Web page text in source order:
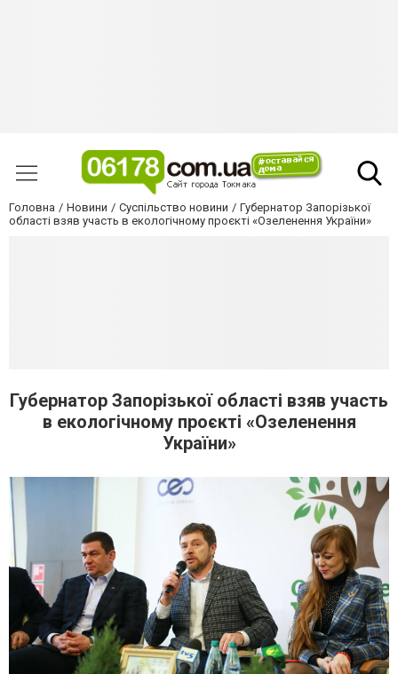
Головна Новини Суспільство новини
Губернатор Запорізької
області взяв участь в екологічному проєкті «Озеленення України»
Губернатор Запорізької області взяв участь
в екологічному проєкті «Озеленення
України»